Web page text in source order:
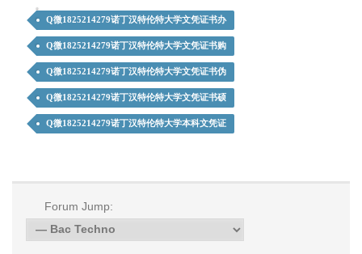
Q微1825214279诺丁汉特伦特大学文凭证书办
Q微1825214279诺丁汉特伦特大学文凭证书购
Q微1825214279诺丁汉特伦特大学文凭证书伪
Q微1825214279诺丁汉特伦特大学文凭证书硕
Q微1825214279诺丁汉特伦特大学本科文凭证
Forum Jump: